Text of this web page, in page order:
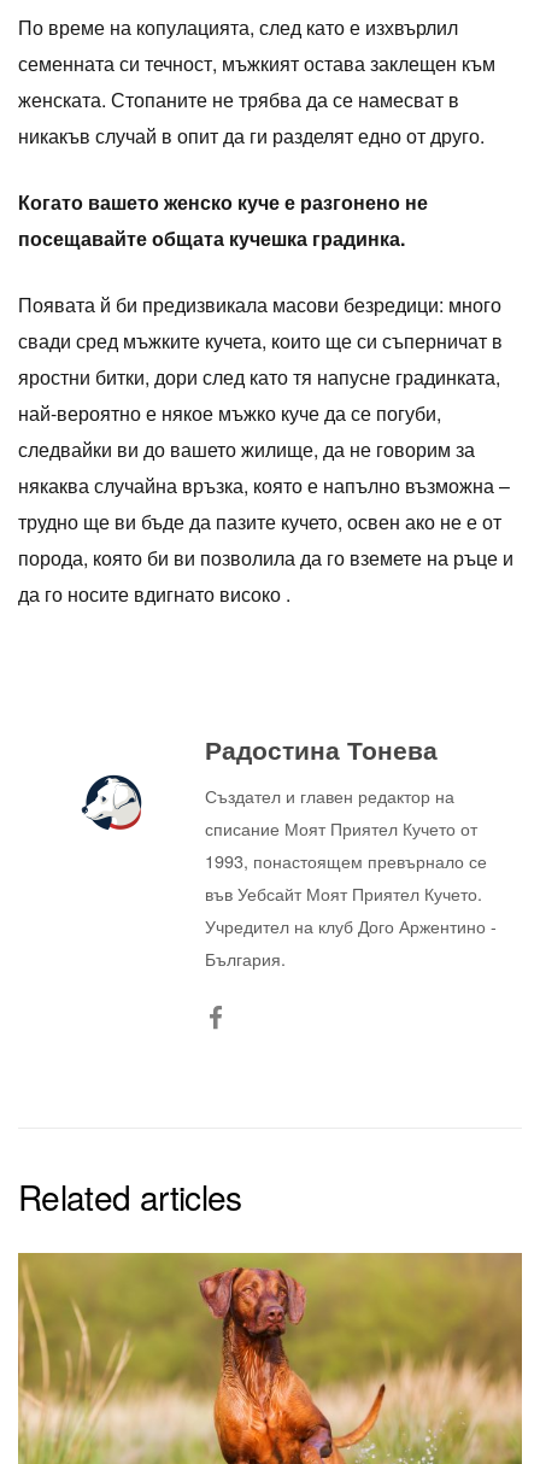
По време на копулацията, след като е изхвърлил
семенната си течност, мъжкият остава заклещен към
женската. Стопаните не трябва да се намесват в
никакъв случай в опит да ги разделят едно от друго.
Когато вашето женско куче е разгонено не
посещавайте общата кучешка градинка.
Появата й би предизвикала масови безредици: много
свади сред мъжките кучета, които ще си съперничат в
яростни битки, дори след като тя напусне градинката,
най-вероятно е някое мъжко куче да се погуби,
следвайки ви до вашето жилище, да не говорим за
някаква случайна връзка, която е напълно възможна –
трудно ще ви бъде да пазите кучето, освен ако не е от
порода, която би ви позволила да го вземете на ръце и
да го носите вдигнато високо .
Радостина Тонева
Създател и главен редактор на
списание Моят Приятел Кучето от
1993, понастоящем превърнало се
във Уебсайт Моят Приятел Кучето.
Учредител на клуб Дого Аржентино -
България.
Related articles